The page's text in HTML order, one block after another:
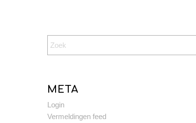
META
Login
Vermeldingen feed